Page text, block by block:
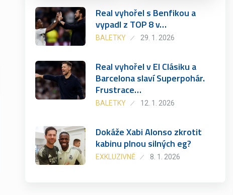
Real vyhořel s Benfikou a
vypadl z TOP 8 v…
BALETKY 29. 1. 2026
Real vyhořel v El Clásiku a
Barcelona slaví Superpohár.
Frustrace…
BALETKY 12. 1. 2026
Dokáže Xabi Alonso zkrotit
kabinu plnou silných eg?
EXKLUZIVNĚ 8. 1. 2026